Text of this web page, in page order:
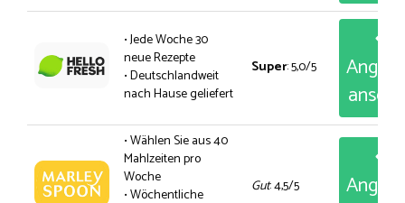
• Jede Woche 30
neue Rezepte
• Deutschlandweit
nach Hause geliefert
Super: 5,0/5
• Wählen Sie aus 40
Mahlzeiten pro
Woche
• Wöchentliche
Gut: 4,5/5